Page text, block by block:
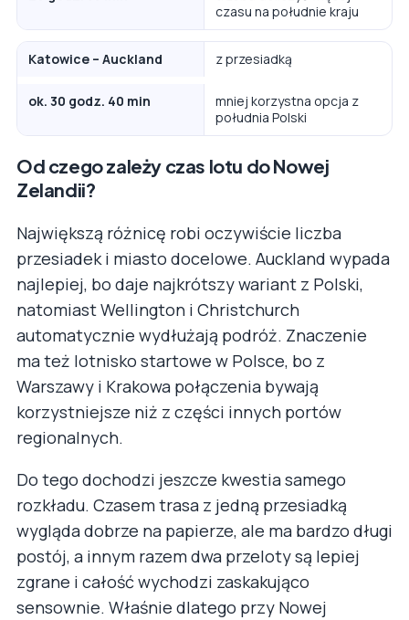
czasu na południe kraju
Katowice – Auckland z przesiadką
ok. 30 godz. 40 min
mniej korzystna opcja z
południa Polski
Od czego zależy czas lotu do Nowej
Zelandii?
Największą różnicę robi oczywiście liczba
przesiadek i miasto docelowe. Auckland wypada
najlepiej, bo daje najkrótszy wariant z Polski,
natomiast Wellington i Christchurch
automatycznie wydłużają podróż. Znaczenie
ma też lotnisko startowe w Polsce, bo z
Warszawy i Krakowa połączenia bywają
korzystniejsze niż z części innych portów
regionalnych.
Do tego dochodzi jeszcze kwestia samego
rozkładu. Czasem trasa z jedną przesiadką
wygląda dobrze na papierze, ale ma bardzo długi
postój, a innym razem dwa przeloty są lepiej
zgrane i całość wychodzi zaskakująco
sensownie. Właśnie dlatego przy Nowej